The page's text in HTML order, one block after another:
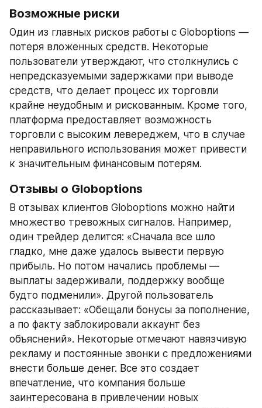
Возможные риски
Один из главных рисков работы с Globoptions —
потеря вложенных средств. Некоторые
пользователи утверждают, что столкнулись с
непредсказуемыми задержками при выводе
средств, что делает процесс их торговли
крайне неудобным и рискованным. Кроме того,
платформа предоставляет возможность
торговли с высоким левереджем, что в случае
неправильного использования может привести
к значительным финансовым потерям.
Отзывы о Globoptions
В отзывах клиентов Globoptions можно найти
множество тревожных сигналов. Например,
один трейдер делится: «Сначала все шло
гладко, мне даже удалось вывести первую
прибыль. Но потом начались проблемы —
выплаты задерживали, поддержку вообще
будто подменили». Другой пользователь
рассказывает: «Обещали бонусы за пополнение,
а по факту заблокировали аккаунт без
объяснений». Некоторые отмечают навязчивую
рекламу и постоянные звонки с предложениями
внести больше денег. Все это создает
впечатление, что компания больше
заинтересована в привлечении новых